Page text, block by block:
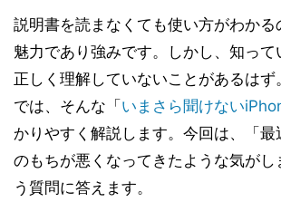
説明書を読まなくても使い方がわか
魅力であり強みです。しかし、知って
正しく理解していないことがあるはず
では、そんな「 いまさら聞けない
かりやすく解説します。今回は、「最
のもちが悪くなってきたような気が
う質問に答えます。